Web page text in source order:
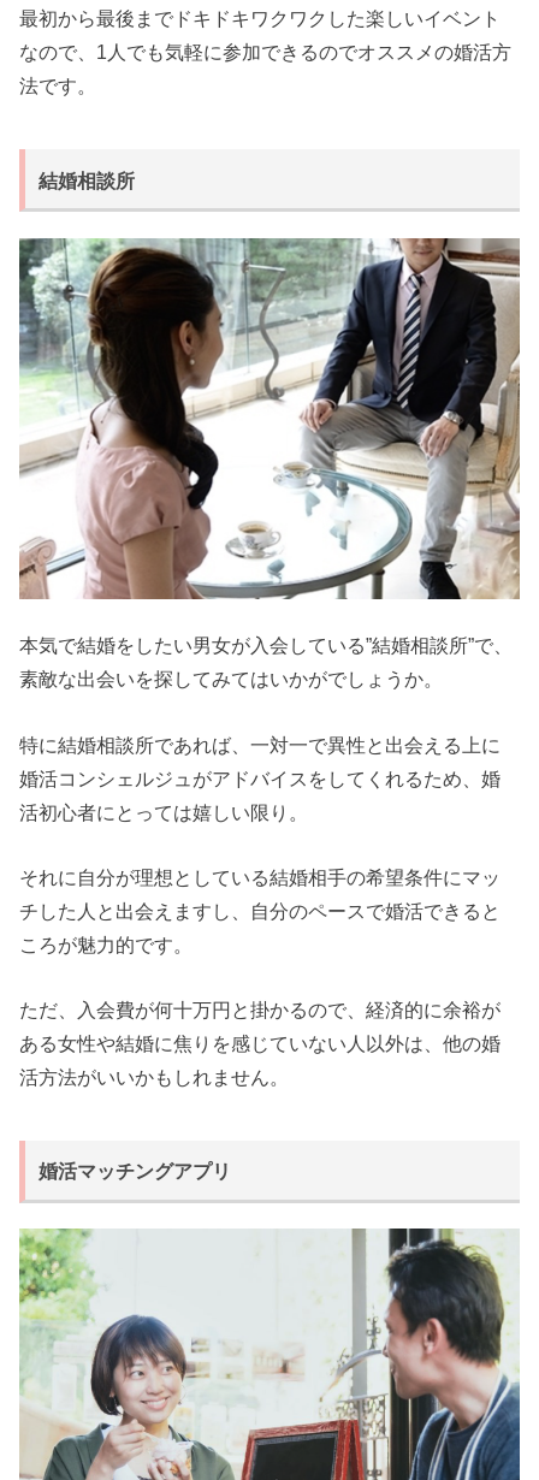
最初から最後までドキドキワクワクした楽しいイベント
なので、1人でも気軽に参加できるのでオススメの婚活方
法です。
結婚相談所
本気で結婚をしたい男女が入会している”結婚相談所”で、
素敵な出会いを探してみてはいかがでしょうか。
特に結婚相談所であれば、一対一で異性と出会える上に
婚活コンシェルジュがアドバイスをしてくれるため、婚
活初心者にとっては嬉しい限り。
それに自分が理想としている結婚相手の希望条件にマッ
チした人と出会えますし、自分のペースで婚活できると
ころが魅力的です。
ただ、入会費が何十万円と掛かるので、経済的に余裕が
ある女性や結婚に焦りを感じていない人以外は、他の婚
活方法がいいかもしれません。
婚活マッチングアプリ